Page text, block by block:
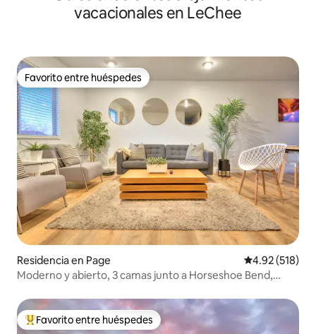
vacacionales en LeChee
Favorito entre huéspedes
Favorito entre huéspedes
Residencia en Page Calificación
4.92 (518)
Moderno y abierto, 3 camas junto a Horseshoe Bend,
De los mejores en Favorito entre huéspedes
Favorito entre huéspedes